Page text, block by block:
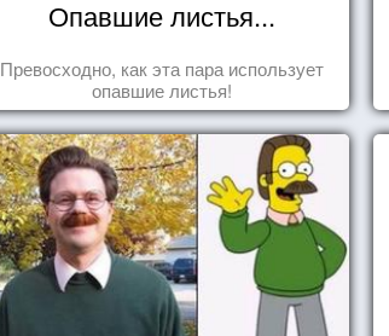
Опавшие листья...
Превосходно, как эта пара использует
опавшие листья!